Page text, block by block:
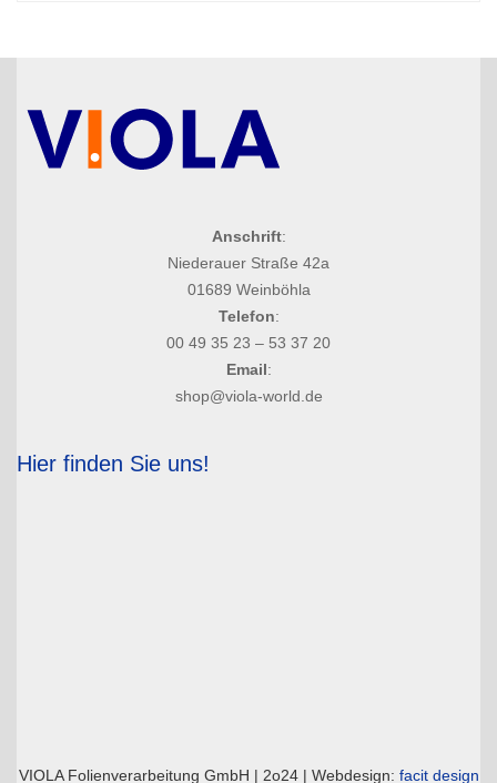
Anschrift:
Niederauer Straße 42a
01689 Weinböhla
Telefon:
00 49 35 23 – 53 37 20
Email:
shop@viola-world.de
Hier finden Sie uns!
VIOLA Folienverarbeitung GmbH | 2o24 | Webdesign: facit design